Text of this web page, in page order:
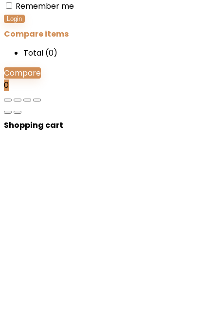
Remember me
Login
Compare items
Total (0)
Compare
0
Shopping cart